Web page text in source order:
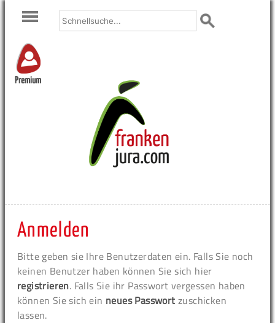
Premium
Anmelden
Bitte geben sie Ihre Benutzerdaten ein. Falls Sie noch
keinen Benutzer haben können Sie sich hier
registrieren. Falls Sie ihr Passwort vergessen haben
können Sie sich ein neues Passwort zuschicken
lassen.